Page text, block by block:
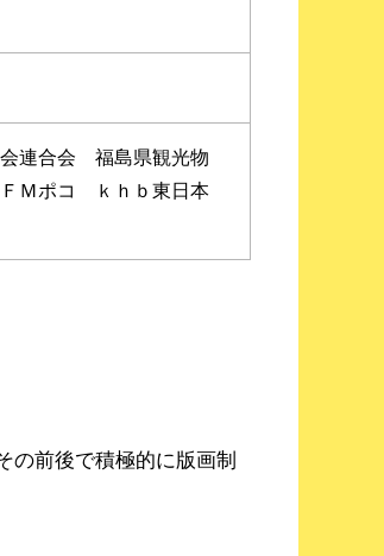
連合会 福島県観光物
Ｍポコ ｋｈｂ東日本
の前後で積極的に版画制